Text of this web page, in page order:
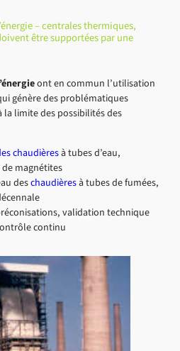
– centrales thermiques,
être supportées par une
ont en commun l’utilisation
génère des problématiques
la limite des possibilités des
chaudièresà tubes d’eau,
magnétites
deschaudièresà tubes de fumées,
validation technique
continu